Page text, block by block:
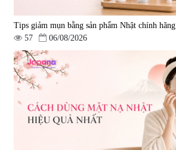
Tips giảm mụn bằng sản phẩm Nhật chính hãng
57
06/08/2026